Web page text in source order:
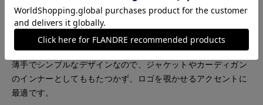
黒のロングスカートやスラックスにインして、シックで落ち着
いた大人カジュアルを楽しむのもおすすめです。
「ジャケットのインナー使い」
薄手でシンプルなデザインなので、ジャケットやカーディガン
のインナーとしてももたつかず、ロゴを覗かせるアクセントに
最適です。